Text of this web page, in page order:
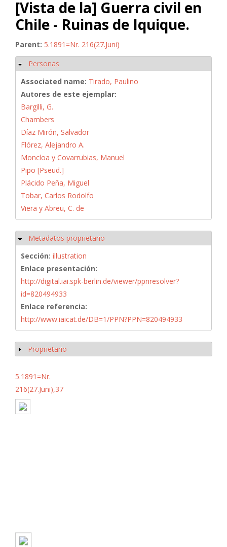
[Vista de la] Guerra civil en
Chile - Ruinas de Iquique.
Parent: 5.1891=Nr. 216(27.Juni)
Ocultar
Personas
Associated name: Tirado, Paulino
Autores de este ejemplar:
Bargilli, G.
Chambers
Díaz Mirón, Salvador
Flórez, Alejandro A.
Moncloa y Covarrubias, Manuel
Pipo [Pseud.]
Plácido Peña, Miguel
Tobar, Carlos Rodolfo
Viera y Abreu, C. de
Ocultar
Metadatos proprietario
Sección: illustration
Enlace presentación:
http://digital.iai.spk-berlin.de/viewer/ppnresolver?
id=820494933
Enlace referencia:
http://www.iaicat.de/DB=1/PPN?PPN=820494933
Mostrar
Proprietario
5.1891=Nr.
216(27.Juni),37